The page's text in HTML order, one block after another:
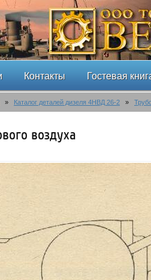
Контакты Гостевая
» Каталог деталей дизеля 4НВД 26-2 »
воздуха